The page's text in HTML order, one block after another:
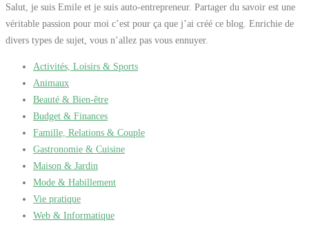
Salut, je suis Emile et je suis auto-entrepreneur. Partager du savoir est une
véritable passion pour moi c’est pour ça que j’ai créé ce blog. Enrichie de
divers types de sujet, vous n’allez pas vous ennuyer.
Activités, Loisirs & Sports
Animaux
Beauté & Bien-être
Budget & Finances
Famille, Relations & Couple
Gastronomie & Cuisine
Maison & Jardin
Mode & Habillement
Vie pratique
Web & Informatique